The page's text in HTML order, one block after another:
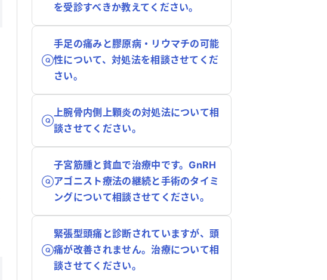
を受診すべきか教えてください。
手足の痛みと膠原病・リウマチの可能
性について、対処法を相談させてくだ
さい。
上腕骨内側上顆炎の対処法について相
談させてください。
子宮筋腫と貧血で治療中です。GnRH
アゴニスト療法の継続と手術のタイミ
ングについて相談させてください。
緊張型頭痛と診断されていますが、頭
痛が改善されません。治療について相
談させてください。